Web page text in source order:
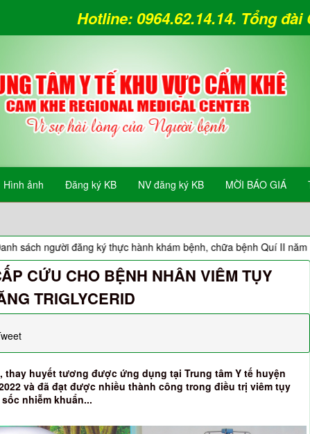
Hình ảnh Đăng ký KB NV đăng ký KB MỜI BÁO GIÁ
Hotline: 0964.62.14.14. Tổng đài
người đăng ký thực hành khám bệnh, chữa bệnh Quí II năm 2026
CỨU CHO BỆNH NHÂN VIÊM TỤY
TRIGLYCERID
thay huyết tương được ứng dụng tại Trung tâm Y tế huyện
và đã đạt được nhiều thành công trong điều trị viêm tụy
nhiễm khuẩn...